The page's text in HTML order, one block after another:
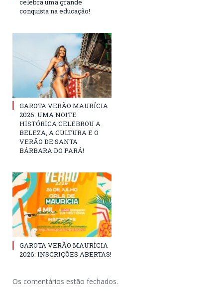
celebra uma grande
conquista na educação!
GAROTA VERÃO MAURÍCIA
2026: UMA NOITE
HISTÓRICA CELEBROU A
BELEZA, A CULTURA E O
VERÃO DE SANTA
BÁRBARA DO PARÁ!
GAROTA VERÃO MAURÍCIA
2026: INSCRIÇÕES ABERTAS!
Os comentários estão fechados.